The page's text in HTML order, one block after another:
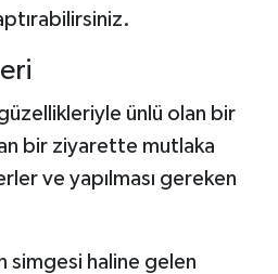
ünlü olan bir
bir ziyarette mutlaka
ve yapılması gereken
simgesi haline gelen